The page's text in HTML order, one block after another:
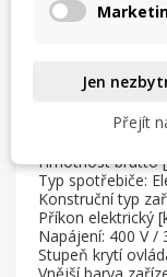
Sap kód:
Hmotnost netto
Hloubka brutto
Hmotnost brutto
Typ spotřebiče:
Konstruční typ
Příkon elektrický
Napájení: 400 V /
Stupeň krytí
Jen
Přejít